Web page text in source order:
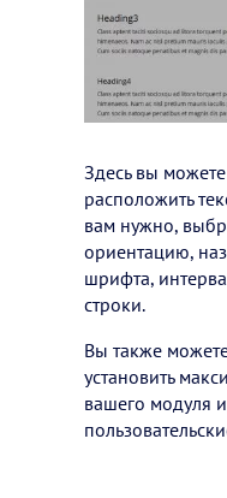
Здесь вы
расположить
вам нужно,
ориентацию,
шрифта,
строки.
Вы также
установить
вашего модуля